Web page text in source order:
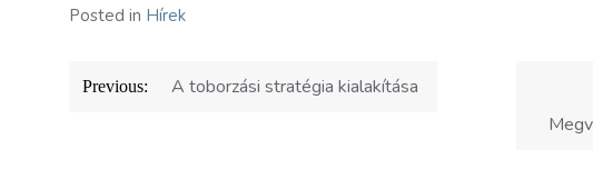
Posted in Hírek
Bejegyzés
navigáció
Previous: A toborzási stratégia kialakítása